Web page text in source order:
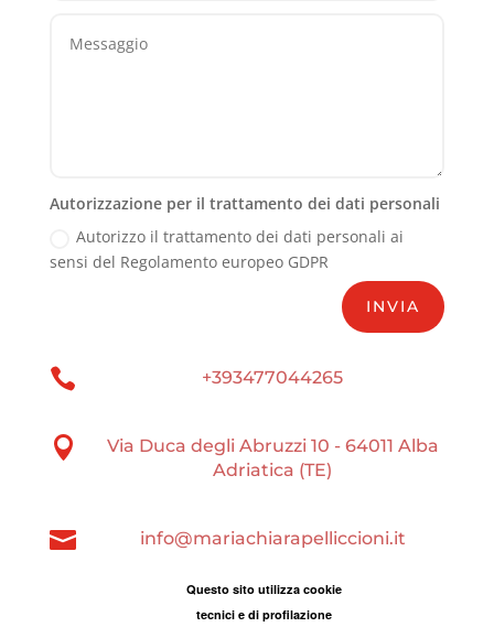
Autorizzazione per il trattamento dei dati personali
Autorizzo il trattamento dei dati personali ai
sensi del Regolamento europeo GDPR
INVIA
 +393477044265

Via Duca degli Abruzzi 10 - 64011 Alba
Adriatica (TE)
 info@mariachiarapelliccioni.it
Questo sito utilizza cookie
tecnici e di profilazione